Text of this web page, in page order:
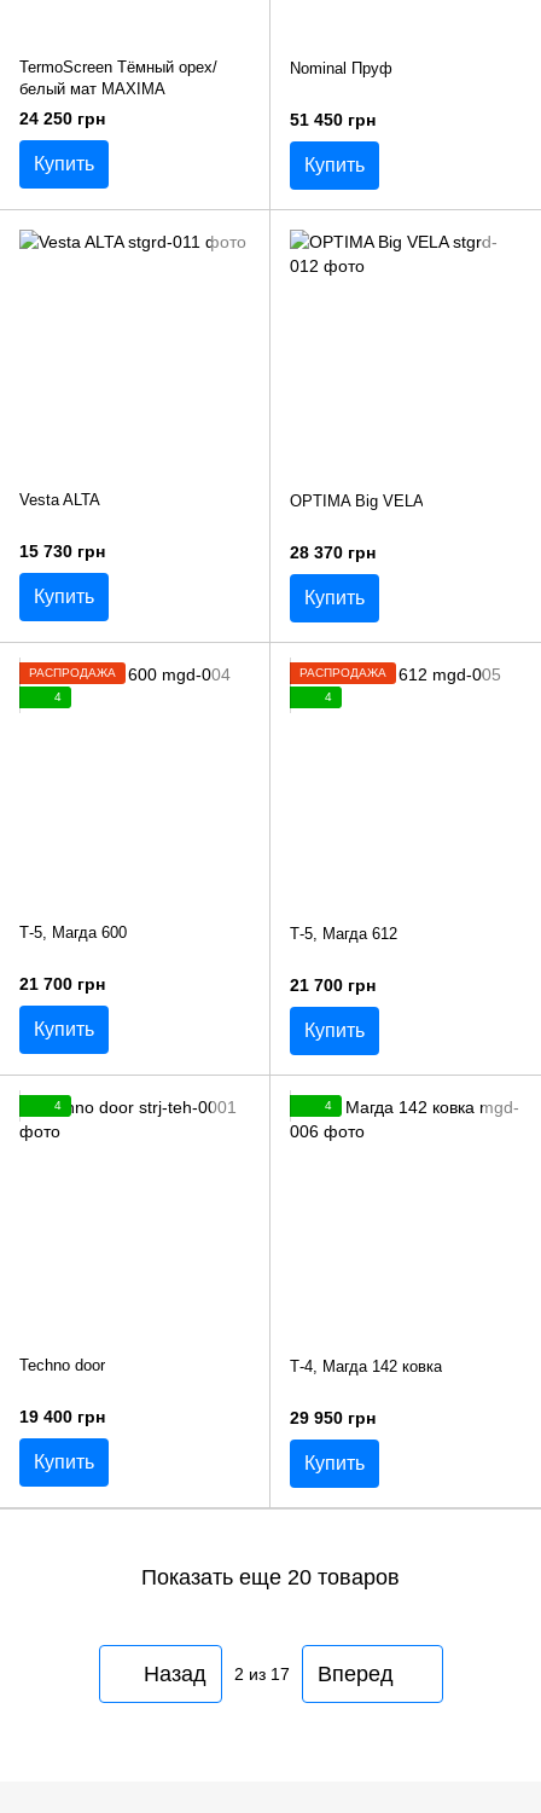
TermoScreen Тёмный орех/
белый мат MAXIMA
24 250 грн
Купить
Nominal Пруф
51 450 грн
Купить
Vesta ALTA
15 730 грн
Купить
OPTIMA Big VELA
28 370 грн
Купить
РАСПРОДАЖА
4
Т-5, Магда 600
21 700 грн
Купить
РАСПРОДАЖА
4
Т-5, Магда 612
21 700 грн
Купить
4
Techno door
19 400 грн
Купить
4
Т-4, Магда 142 ковка
29 950 грн
Купить
Показать еще 20 товаров
Назад 2 из 17 Вперед